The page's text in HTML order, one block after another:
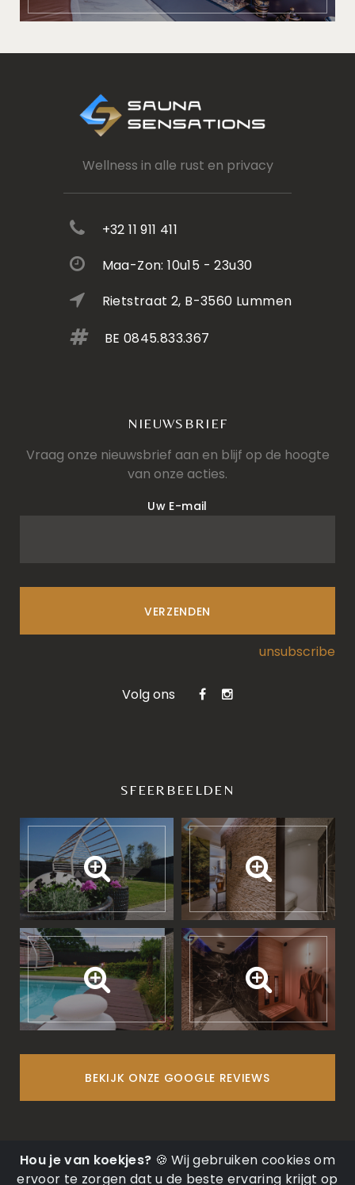
Wellness in alle rust en privacy
+32 11 911 411
Maa-Zon: 10u15 - 23u30
Rietstraat 2, B-3560 Lummen
BE 0845.833.367
NIEUWSBRIEF
Vraag onze nieuwsbrief aan en blijf op de hoogte
van onze acties.
Uw E-mail
VERZENDEN
unsubscribe
Volg ons
SFEERBEELDEN
BEKIJK ONZE GOOGLE REVIEWS
Copyright©2026 Sauna Sensations
Hou je van koekjes? 🍪 Wij gebruiken cookies om
ervoor te zorgen dat u de beste ervaring krijgt op